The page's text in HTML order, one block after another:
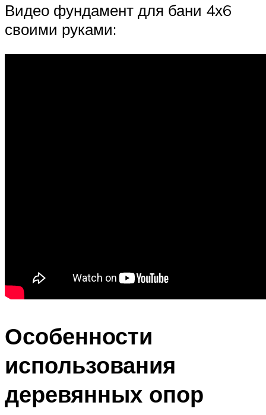
Видео фундамент для бани 4х6
своими руками:
Особенности
использования
деревянных опор